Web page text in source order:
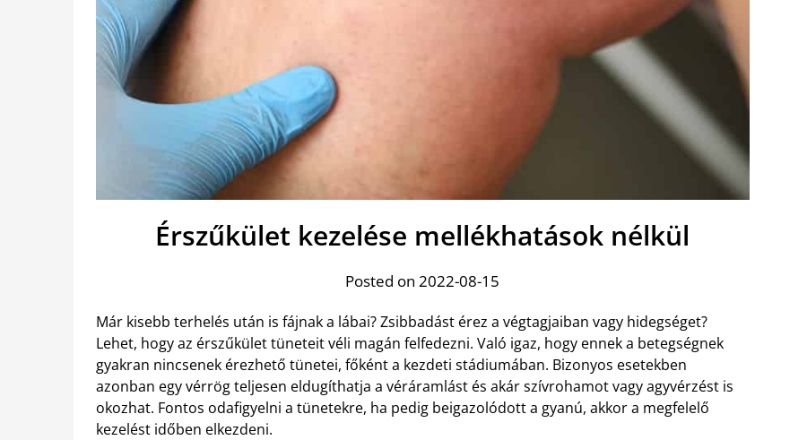
Érszűkület kezelése mellékhatások nélkül
Posted on 2022-08-15
Már kisebb terhelés után is fájnak a lábai? Zsibbadást érez a végtagjaiban vagy hidegséget?
Lehet, hogy az érszűkület tüneteit véli magán felfedezni. Való igaz, hogy ennek a betegségnek
gyakran nincsenek érezhető tünetei, főként a kezdeti stádiumában. Bizonyos esetekben
azonban egy vérrög teljesen eldugíthatja a véráramlást és akár szívrohamot vagy agyvérzést is
okozhat. Fontos odafigyelni a tünetekre, ha pedig beigazolódott a gyanú, akkor a megfelelő
kezelést időben elkezdeni.